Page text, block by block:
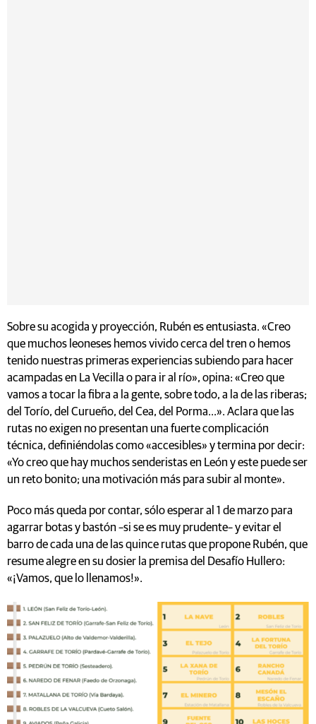
Sobre su acogida y proyección, Rubén es entusiasta. «Creo
que muchos leoneses hemos vivido cerca del tren o hemos
tenido nuestras primeras experiencias subiendo para hacer
acampadas en La Vecilla o para ir al río», opina: «Creo que
vamos a tocar la fibra a la gente, sobre todo, a la de las riberas;
del Torío, del Curueño, del Cea, del Porma...». Aclara que las
rutas no exigen no presentan una fuerte complicación
técnica, definiéndolas como «accesibles» y termina por decir:
«Yo creo que hay muchos senderistas en León y este puede ser
un reto bonito; una motivación más para subir al monte».
Poco más queda por contar, sólo esperar al 1 de marzo para
agarrar botas y bastón –si se es muy prudente– y evitar el
barro de cada una de las quince rutas que propone Rubén, que
resume alegre en su dosier la premisa del Desafío Hullero:
«¡Vamos, que lo llenamos!».